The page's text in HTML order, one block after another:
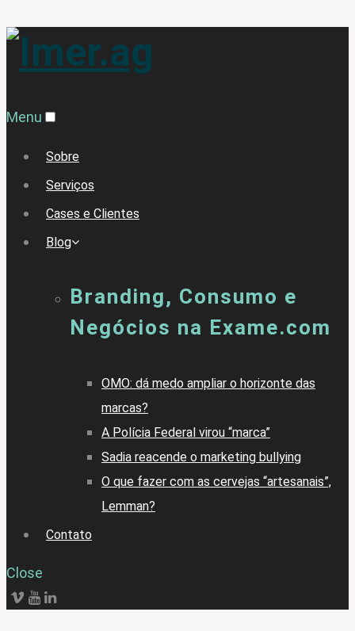
Menu
Sobre
Serviços
Cases e Clientes
Blog
Branding, Consumo e
Negócios na Exame.com
OMO: dá medo ampliar o horizonte das
marcas?
A Polícia Federal virou “marca”
Sadia reacende o marketing bullying
O que fazer com as cervejas “artesanais”,
Lemman?
Contato
Close